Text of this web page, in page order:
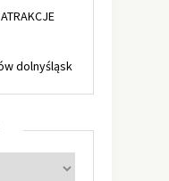
dolnyśląsk